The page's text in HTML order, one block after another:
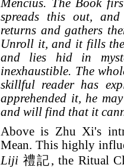
Mencius. The Book
spreads this out,
returns and gathers
Unroll it, and it fills
and lies hid in
inexhaustible. The
skillful reader has
apprehended it, he
and will find that it
Above is Zhu Xi's
Mean. This highly
Liji 禮記, the Ritual